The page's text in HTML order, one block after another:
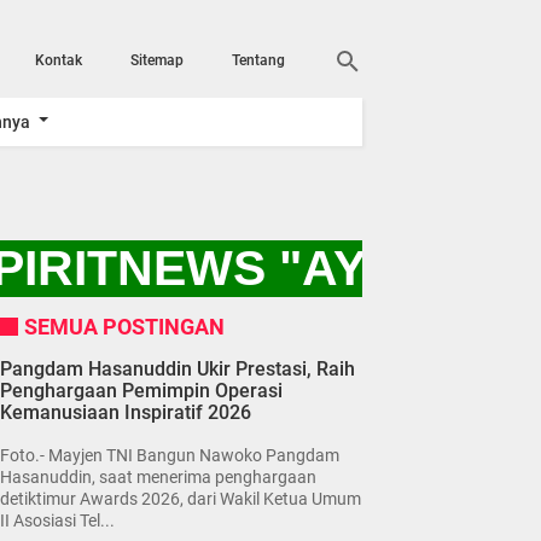
Kontak Sitemap Tentang
"AYO KITA
SEMUA POSTINGAN
Pangdam Hasanuddin Ukir Prestasi, Raih
Penghargaan Pemimpin Operasi
Kemanusiaan Inspiratif 2026
Foto.- Mayjen TNI Bangun Nawoko Pangdam
Hasanuddin, saat menerima penghargaan
detiktimur Awards 2026, dari Wakil Ketua Umum
II Asosiasi Tel...